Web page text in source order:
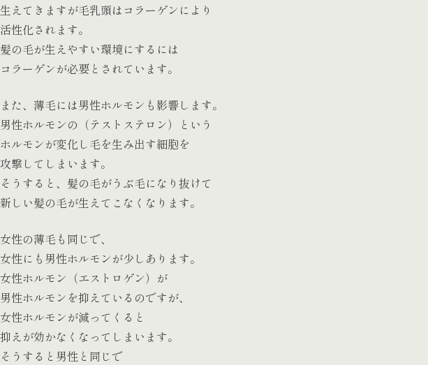
生えてきますが毛乳頭はコラーゲンにより
活性化されます。
髪の毛が生えやすい環境にするには
コラーゲンが必要とされています。
また、薄毛には男性ホルモンも影響します。
男性ホルモンの（テストステロン）という
ホルモンが変化し毛を生み出す細胞を
攻撃してしまいます。
そうすると、髪の毛がうぶ毛になり抜けて
新しい髪の毛が生えてこなくなります。
女性の薄毛も同じで、
女性にも男性ホルモンが少しあります。
女性ホルモン（エストロゲン）が
男性ホルモンを抑えているのですが、
女性ホルモンが減ってくると
抑えが効かなくなってしまいます。
そうすると男性と同じで